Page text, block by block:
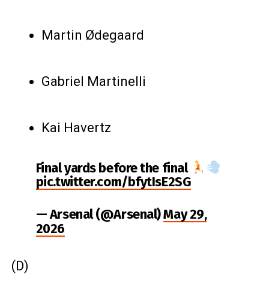
Martin Ødegaard
Gabriel Martinelli
Kai Havertz
Final yards before the final
pic.twitter.com/bfytIsE2SG
— Arsenal (@Arsenal)May 29,
2026
(D)